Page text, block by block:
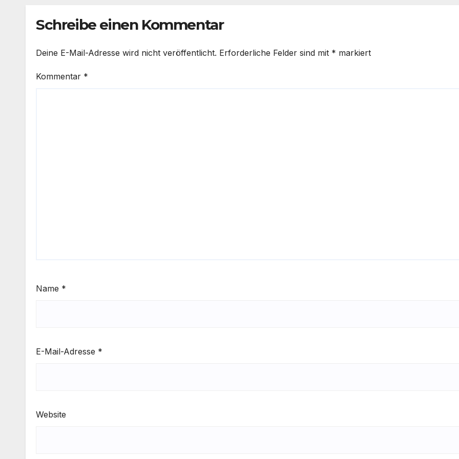
Schreibe einen Kommentar
Deine E-Mail-Adresse wird nicht veröffentlicht. Erforderliche Felder sind mit * markiert
Kommentar *
Name *
E-Mail-Adresse *
Website